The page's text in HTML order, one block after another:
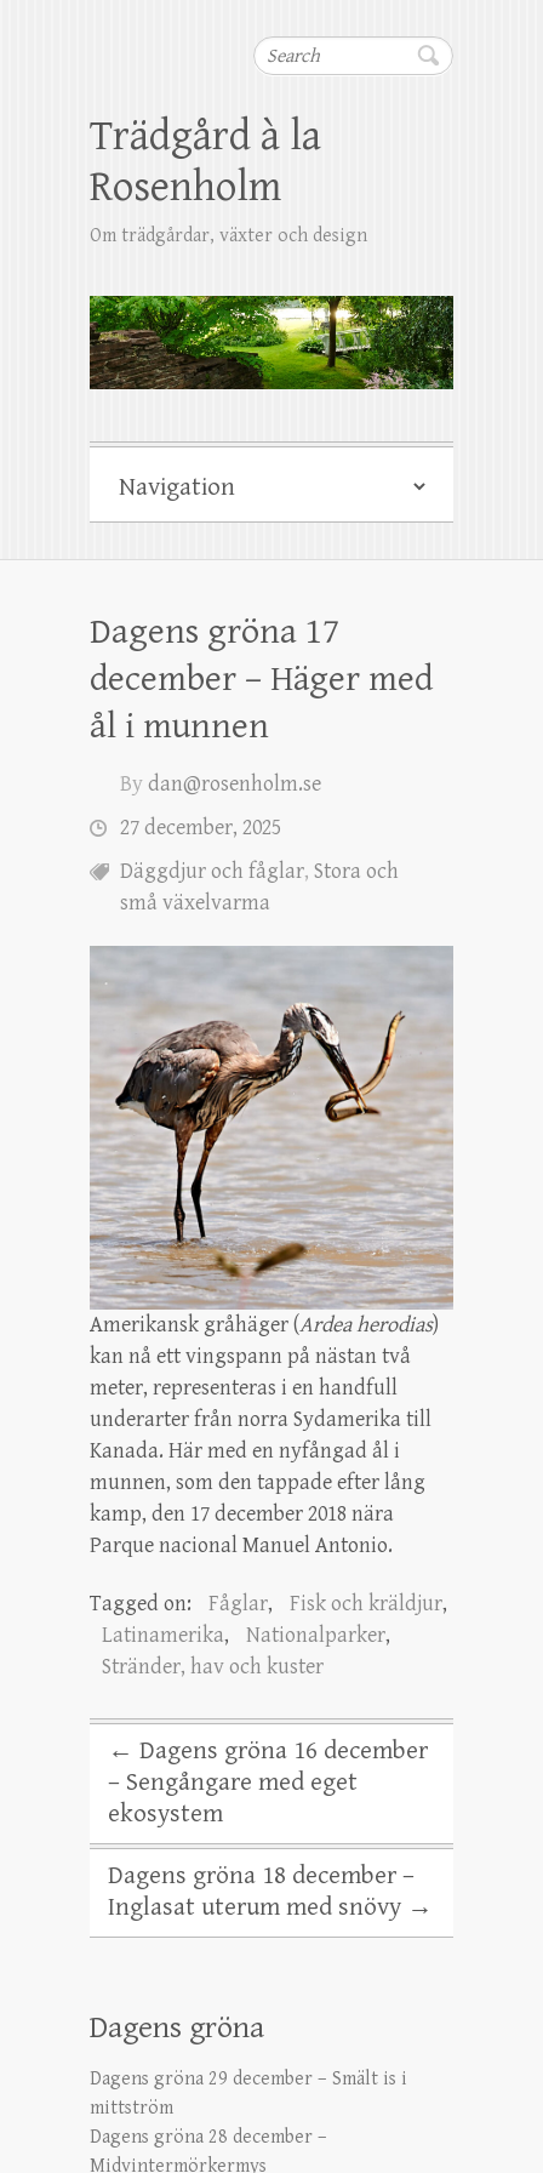
Search
Trädgård à la
Rosenholm
Om trädgårdar, växter och design
Dagens gröna 17
december – Häger med
ål i munnen
Bydan@rosenholm.se
27 december, 2025
Däggdjur och fåglar, Stora och
små växelvarma
Amerikansk gråhäger (Ardea herodias)
kan nå ett vingspann på nästan två
meter, representeras i en handfull
underarter från norra Sydamerika till
Kanada. Här med en nyfångad ål i
munnen, som den tappade efter lång
kamp, den 17 december 2018 nära
Parque nacional Manuel Antonio.
Tagged on: Fåglar, Fisk och kräldjur,
Latinamerika, Nationalparker,
Stränder, hav och kuster
← Dagens gröna 16 december
– Sengångare med eget
ekosystem
Dagens gröna 18 december –
Inglasat uterum med snövy →
Dagens gröna
Dagens gröna 29 december – Smält is i
mittström
Dagens gröna 28 december –
Midvintermörkermys